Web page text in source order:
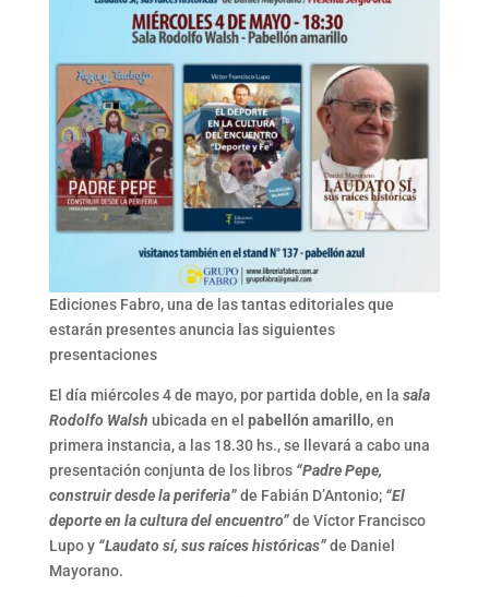
Ediciones Fabro, una de las tantas editoriales que
estarán presentes anuncia las siguientes
presentaciones
El día miércoles 4 de mayo, por partida doble, en la sala
Rodolfo Walsh ubicada en el pabellón amarillo, en
primera instancia, a las 18.30 hs., se llevará a cabo una
presentación conjunta de los libros “Padre Pepe,
construir desde la periferia”de Fabián D’Antonio; “El
deporte en la cultura del encuentro”de Víctor Francisco
Lupo y “Laudato sí, sus raíces históricas”de Daniel
Mayorano.